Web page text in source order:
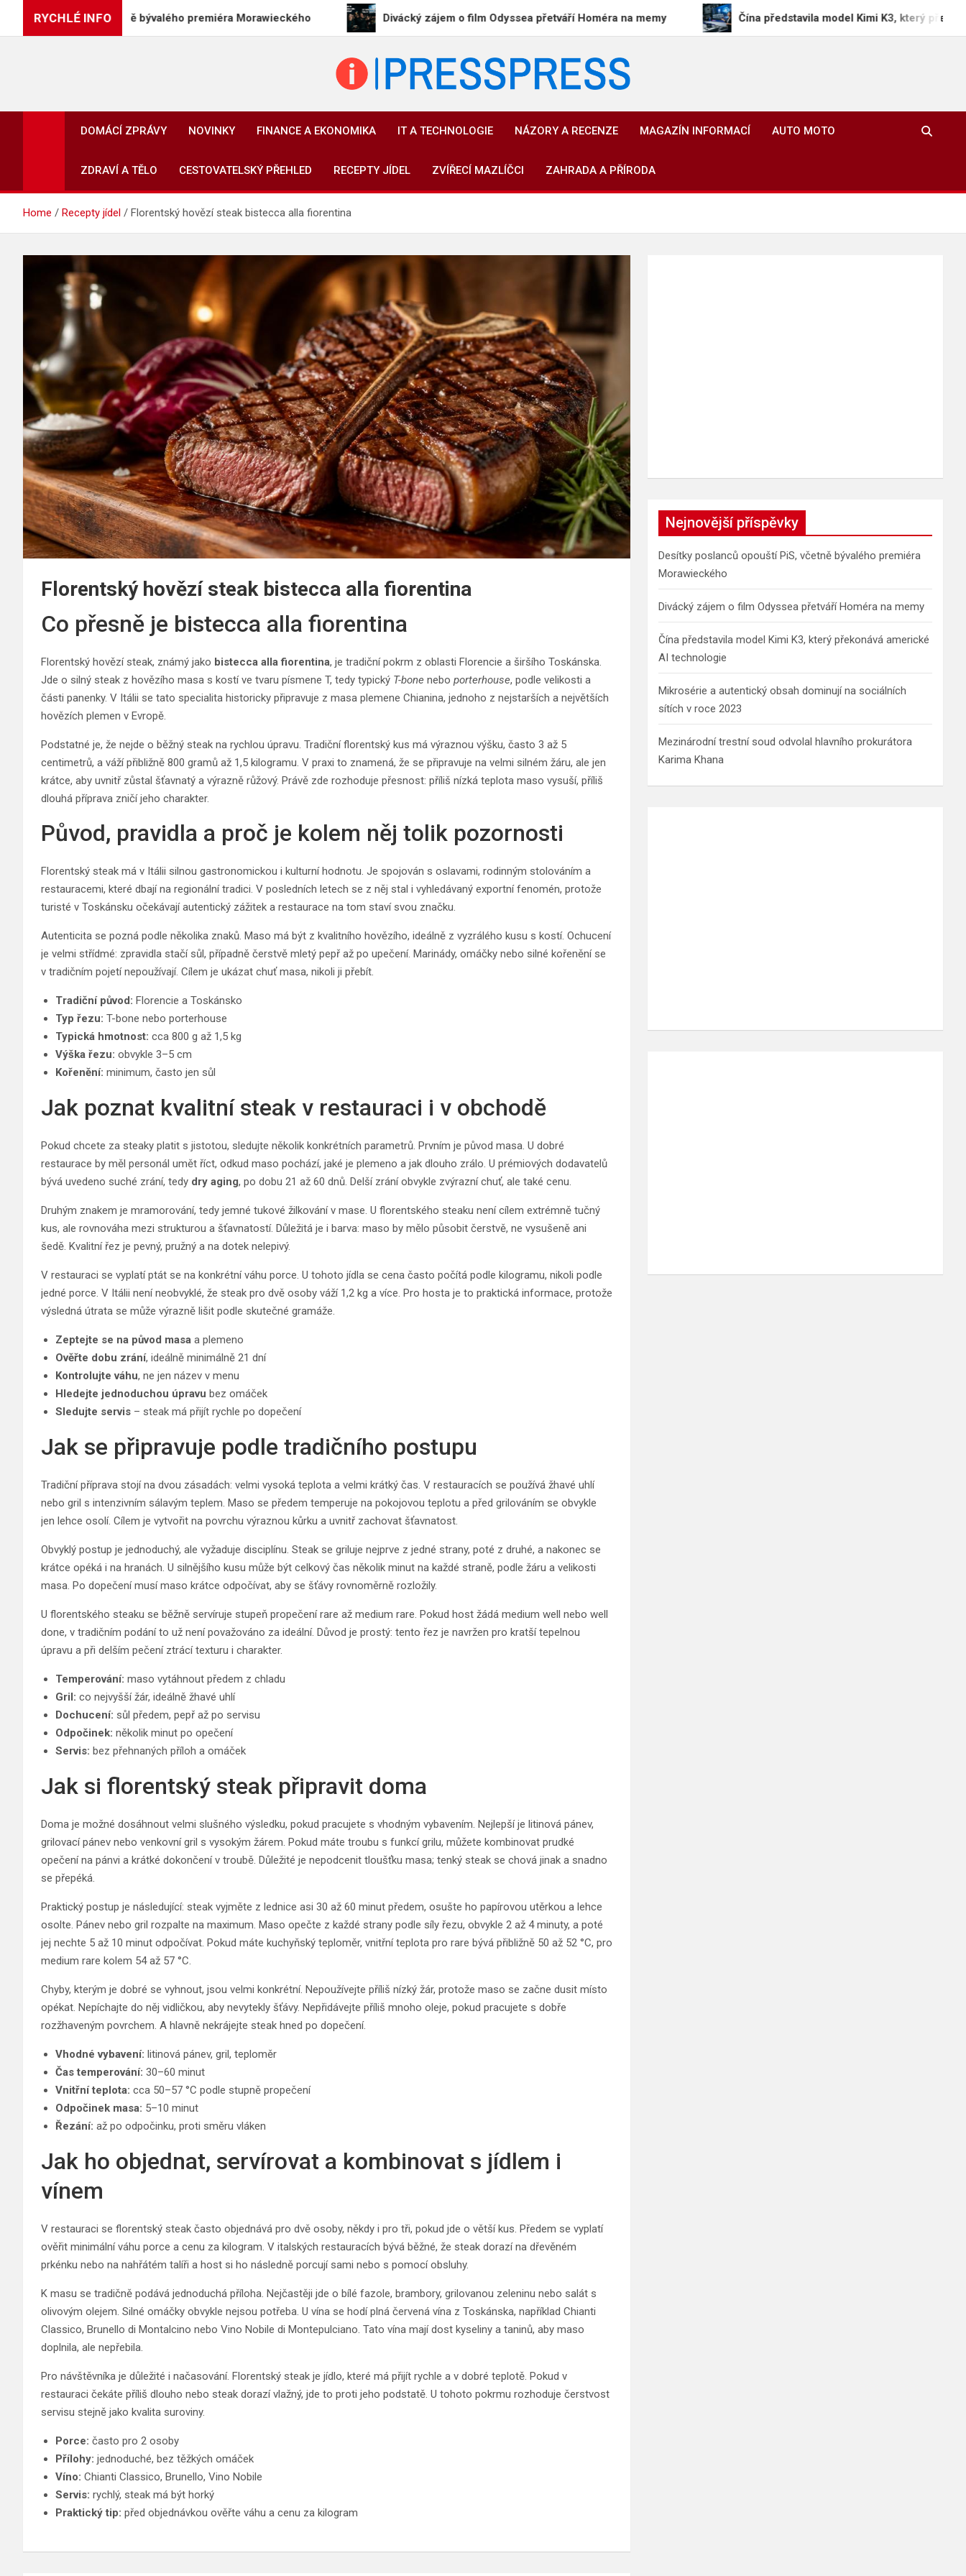
RYCHLÉ INFO
PiS, včetně bývalého premiéra Morawieckého Divácký zájem o film Odyssea přetváří Homéra na memy Čína představila model Kimi K3, který překonává
PressPress.cz
DOMÁCÍ ZPRÁVY NOVINKY FINANCE A EKONOMIKA IT A TECHNOLOGIE NÁZORY A RECENZE MAGAZÍN INFORMACÍ AUTO MOTO
ZDRAVÍ A TĚLO CESTOVATELSKÝ PŘEHLED RECEPTY JÍDEL ZVÍŘECÍ MAZLÍČCI ZAHRADA A PŘÍRODA
Home Recepty jídel Florentský hovězí steak bistecca alla fiorentina
Florentský hovězí steak bistecca alla fiorentina
Co přesně je bistecca alla fiorentina
Florentský hovězí steak, známý jako bistecca alla fiorentina, je tradiční pokrm z oblasti Florencie a širšího Toskánska.
Jde o silný steak z hovězího masa s kostí ve tvaru písmene T, tedy typický T-bone nebo porterhouse, podle velikosti a
části panenky. V Itálii se tato specialita historicky připravuje z masa plemene Chianina, jednoho z nejstarších a největších
hovězích plemen v Evropě.
Podstatné je, že nejde o běžný steak na rychlou úpravu. Tradiční florentský kus má výraznou výšku, často 3 až 5
centimetrů, a váží přibližně 800 gramů až 1,5 kilogramu. V praxi to znamená, že se připravuje na velmi silném žáru, ale jen
krátce, aby uvnitř zůstal šťavnatý a výrazně růžový. Právě zde rozhoduje přesnost: příliš nízká teplota maso vysuší, příliš
dlouhá příprava zničí jeho charakter.
Původ, pravidla a proč je kolem něj tolik pozornosti
Florentský steak má v Itálii silnou gastronomickou i kulturní hodnotu. Je spojován s oslavami, rodinným stolováním a
restauracemi, které dbají na regionální tradici. V posledních letech se z něj stal i vyhledávaný exportní fenomén, protože
turisté v Toskánsku očekávají autentický zážitek a restaurace na tom staví svou značku.
Autenticita se pozná podle několika znaků. Maso má být z kvalitního hovězího, ideálně z vyzrálého kusu s kostí. Ochucení
je velmi střídmé: zpravidla stačí sůl, případně čerstvě mletý pepř až po upečení. Marinády, omáčky nebo silné kořenění se
v tradičním pojetí nepoužívají. Cílem je ukázat chuť masa, nikoli ji přebít.
Tradiční původ: Florencie a Toskánsko
Typ řezu: T-bone nebo porterhouse
Typická hmotnost: cca 800 g až 1,5 kg
Výška řezu: obvykle 3–5 cm
Kořenění: minimum, často jen sůl
Jak poznat kvalitní steak v restauraci i v obchodě
Pokud chcete za steaky platit s jistotou, sledujte několik konkrétních parametrů. Prvním je původ masa. U dobré
restaurace by měl personál umět říct, odkud maso pochází, jaké je plemeno a jak dlouho zrálo. U prémiových dodavatelů
bývá uvedeno suché zrání, tedy dry aging, po dobu 21 až 60 dnů. Delší zrání obvykle zvýrazní chuť, ale také cenu.
Druhým znakem je mramorování, tedy jemné tukové žilkování v mase. U florentského steaku není cílem extrémně tučný
kus, ale rovnováha mezi strukturou a šťavnatostí. Důležitá je i barva: maso by mělo působit čerstvě, ne vysušeně ani
šedě. Kvalitní řez je pevný, pružný a na dotek nelepivý.
V restauraci se vyplatí ptát se na konkrétní váhu porce. U tohoto jídla se cena často počítá podle kilogramu, nikoli podle
jedné porce. V Itálii není neobvyklé, že steak pro dvě osoby váží 1,2 kg a více. Pro hosta je to praktická informace, protože
výsledná útrata se může výrazně lišit podle skutečné gramáže.
Zeptejte se na původ masa a plemeno
Ověřte dobu zrání, ideálně minimálně 21 dní
Kontrolujte váhu, ne jen název v menu
Hledejte jednoduchou úpravu bez omáček
Sledujte servis – steak má přijít rychle po dopečení
Jak se připravuje podle tradičního postupu
Tradiční příprava stojí na dvou zásadách: velmi vysoká teplota a velmi krátký čas. V restauracích se používá žhavé uhlí
nebo gril s intenzivním sálavým teplem. Maso se předem temperuje na pokojovou teplotu a před grilováním se obvykle
jen lehce osolí. Cílem je vytvořit na povrchu výraznou kůrku a uvnitř zachovat šťavnatost.
Obvyklý postup je jednoduchý, ale vyžaduje disciplínu. Steak se griluje nejprve z jedné strany, poté z druhé, a nakonec se
krátce opéká i na hranách. U silnějšího kusu může být celkový čas několik minut na každé straně, podle žáru a velikosti
masa. Po dopečení musí maso krátce odpočívat, aby se šťávy rovnoměrně rozložily.
U florentského steaku se běžně servíruje stupeň propečení rare až medium rare. Pokud host žádá medium well nebo well
done, v tradičním podání to už není považováno za ideální. Důvod je prostý: tento řez je navržen pro kratší tepelnou
úpravu a při delším pečení ztrácí texturu i charakter.
Temperování: maso vytáhnout předem z chladu
Gril: co nejvyšší žár, ideálně žhavé uhlí
Dochucení: sůl předem, pepř až po servisu
Odpočinek: několik minut po opečení
Servis: bez přehnaných příloh a omáček
Jak si florentský steak připravit doma
Doma je možné dosáhnout velmi slušného výsledku, pokud pracujete s vhodným vybavením. Nejlepší je litinová pánev,
grilovací pánev nebo venkovní gril s vysokým žárem. Pokud máte troubu s funkcí grilu, můžete kombinovat prudké
opečení na pánvi a krátké dokončení v troubě. Důležité je nepodcenit tloušťku masa; tenký steak se chová jinak a snadno
se přepéká.
Praktický postup je následující: steak vyjměte z lednice asi 30 až 60 minut předem, osušte ho papírovou utěrkou a lehce
osolte. Pánev nebo gril rozpalte na maximum. Maso opečte z každé strany podle síly řezu, obvykle 2 až 4 minuty, a poté
jej nechte 5 až 10 minut odpočívat. Pokud máte kuchyňský teploměr, vnitřní teplota pro rare bývá přibližně 50 až 52 °C, pro
medium rare kolem 54 až 57 °C.
Chyby, kterým je dobré se vyhnout, jsou velmi konkrétní. Nepoužívejte příliš nízký žár, protože maso se začne dusit místo
opékat. Nepíchajte do něj vidličkou, aby nevytekly šťávy. Nepřidávejte příliš mnoho oleje, pokud pracujete s dobře
rozžhaveným povrchem. A hlavně nekrájejte steak hned po dopečení.
Vhodné vybavení: litinová pánev, gril, teploměr
Čas temperování: 30–60 minut
Vnitřní teplota: cca 50–57 °C podle stupně propečení
Odpočinek masa: 5–10 minut
Řezání: až po odpočinku, proti směru vláken
Jak ho objednat, servírovat a kombinovat s jídlem i
vínem
V restauraci se florentský steak často objednává pro dvě osoby, někdy i pro tři, pokud jde o větší kus. Předem se vyplatí
ověřit minimální váhu porce a cenu za kilogram. V italských restauracích bývá běžné, že steak dorazí na dřevěném
prkénku nebo na nahřátém talíři a host si ho následně porcují sami nebo s pomocí obsluhy.
K masu se tradičně podává jednoduchá příloha. Nejčastěji jde o bílé fazole, brambory, grilovanou zeleninu nebo salát s
olivovým olejem. Silné omáčky obvykle nejsou potřeba. U vína se hodí plná červená vína z Toskánska, například Chianti
Classico, Brunello di Montalcino nebo Vino Nobile di Montepulciano. Tato vína mají dost kyseliny a taninů, aby maso
doplnila, ale nepřebila.
Pro návštěvníka je důležité i načasování. Florentský steak je jídlo, které má přijít rychle a v dobré teplotě. Pokud v
restauraci čekáte příliš dlouho nebo steak dorazí vlažný, jde to proti jeho podstatě. U tohoto pokrmu rozhoduje čerstvost
servisu stejně jako kvalita suroviny.
Porce: často pro 2 osoby
Přílohy: jednoduché, bez těžkých omáček
Víno: Chianti Classico, Brunello, Vino Nobile
Servis: rychlý, steak má být horký
Praktický tip: před objednávkou ověřte váhu a cenu za kilogram
Nejnovější příspěvky
Desítky poslanců opouští PiS, včetně bývalého premiéra
Morawieckého
Divácký zájem o film Odyssea přetváří Homéra na memy
Čína představila model Kimi K3, který překonává americké
AI technologie
Mikrosérie a autentický obsah dominují na sociálních
sítích v roce 2023
Mezinárodní trestní soud odvolal hlavního prokurátora
Karima Khana